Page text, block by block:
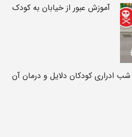
آموزش عبور از خیابان به کودک
شب ادراری کودکان دلایل و درمان آن